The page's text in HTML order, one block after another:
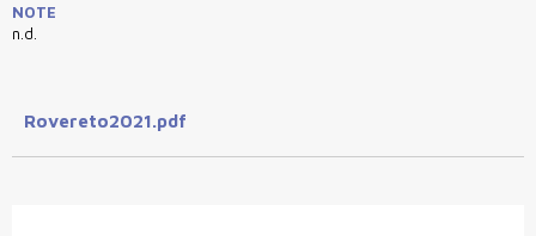
NOTE
n.d.
Rovereto2021.pdf